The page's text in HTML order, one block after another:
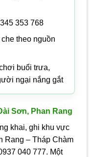
353 768
theo nguồn
buổi trưa,
ngại nắng gắt
Sơn, Phan Rang
khai, ghi khu vực
Rang – Tháp Chàm
040 777. Một